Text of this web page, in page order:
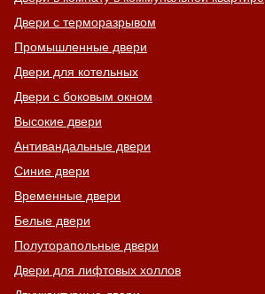
Двери с терморазрывом
Промышленные двери
Двери для котельных
Двери с боковым окном
Высокие двери
Антивандальные двери
Синие двери
Временные двери
Белые двери
Полуторапольные двери
Двери для лифтовых холлов